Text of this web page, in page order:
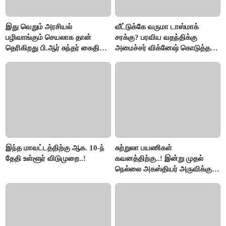
இது வெறும் அரசியல்
பழிவாங்கும் செயலாக தான்
தெரிகிறது பி.ஆர் சுந்தர் கைதிற்கு
வீட்டுக்கே வருமா டாஸ்மாக்
சரக்கு? பரவிய வதந்திக்கு
அமைச்சர் விக்னேஷ் கொடுத்த
இந்த மாவட்டத்திற்கு ஆக. 10-ந்
தேதி உள்ளூர் விடுமுறை..!
சுற்றுலா பயணிகள்
கவனத்திற்கு..! இன்று முதல்
நெல்லை அகஸ்தியர் அருவிக்கு